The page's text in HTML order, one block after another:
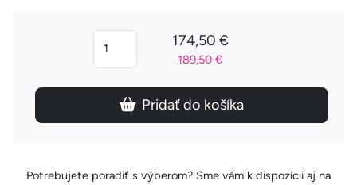
174,50 €
189,50 €
Pridať do košíka
Potrebujete poradiť s výberom? Sme vám k dispozícii aj na